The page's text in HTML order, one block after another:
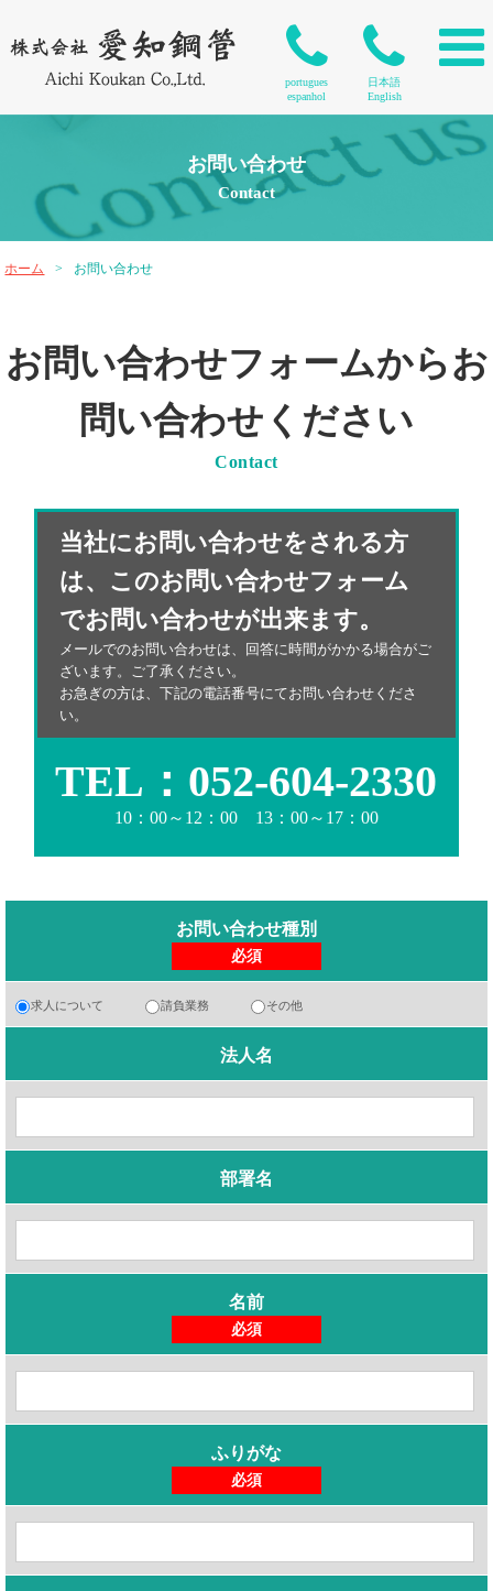
日本語
English
portugues
espanhol
お問い合わせ
Contact
ホーム > お問い合わせ
お問い合わせフォームからお
問い合わせください
Contact
当社にお問い合わせをされる方
は、このお問い合わせフォーム
でお問い合わせが出来ます。
メールでのお問い合わせは、回答に時間がかかる場合がご
ざいます。ご了承ください。
お急ぎの方は、下記の電話番号にてお問い合わせくださ
い。
TEL：052-604-2330
10：00～12：00 13：00～17：00
お問い合わせ種別
必須
求人について 請負業務 その他
法人名
部署名
名前
必須
ふりがな
必須